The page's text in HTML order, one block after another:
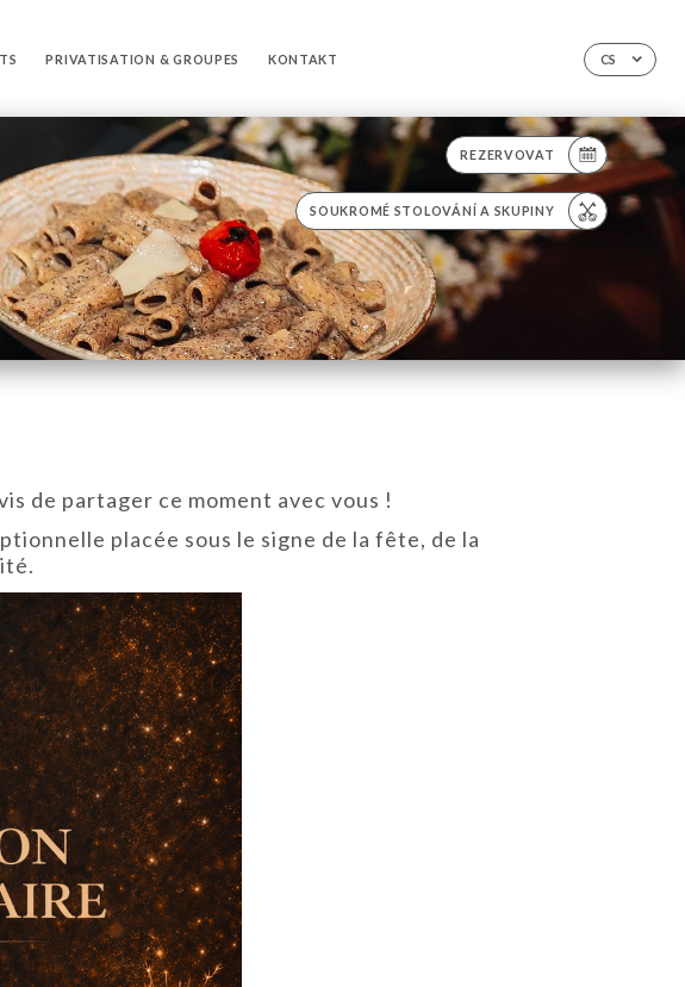
CS
PRIVATISATION & GROUPES KONTAKT
REZERVOVAT
SOUKROMÉ STOLOVÁNÍ A SKUPINY
de partager ce moment avec vous !
placée sous le signe de la fête, de la